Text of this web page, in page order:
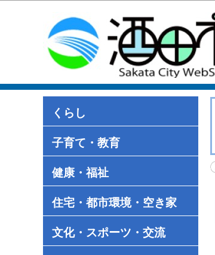
くらし
子育て・教育
健康・福祉
住宅・都市環境・空き家
文化・スポーツ・交流